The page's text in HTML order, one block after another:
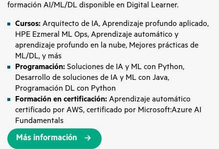
formación AI/ML/DL disponible en Digital Learner.
Curso​s: Arquitecto de IA, Aprendizaje profundo aplicado,
HPE Ezmeral ML Ops, Aprendizaje automático y
aprendizaje profundo en la nube, Mejores prácticas de
ML/DL, y más
Programación: Soluciones de IA y ML con Python,
Desarrollo de soluciones de IA y ML con Java,
Programación DL con Python
Formación en certificación: Aprendizaje automático
certificado por AWS, certificado por Microsoft:Azure AI
Fundamentals
Más información